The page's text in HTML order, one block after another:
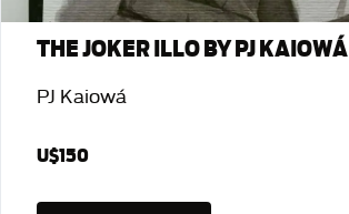
THE JOKER ILLO BY PJ KAIOWÁ
PJ Kaiowá
U$150